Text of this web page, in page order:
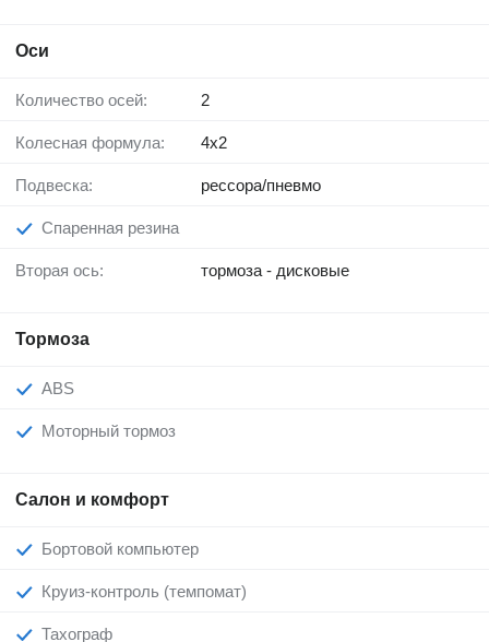
Оси
Количество осей: 2
Колесная формула: 4x2
Подвеска: рессора/пневмо
Спаренная резина
Вторая ось: тормоза - дисковые
Тормоза
ABS
Моторный тормоз
Салон и комфорт
Бортовой компьютер
Круиз-контроль (темпомат)
Тахограф